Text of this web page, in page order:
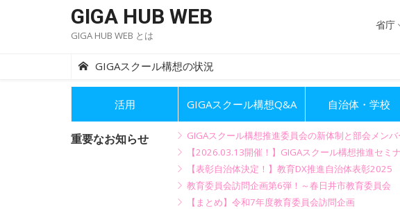
GIGA HUB WEB
GIGA HUB WEB とは
省庁
GIGAスクール構想の状況
活用 GIGAスクール構想Q&A 自治体・学校
重要なお知らせ
GIGAスクール構想推進委員会の新体制と部会メン
【2026.03.13開催！】GIGAスクール構想推進セミ
【表彰自治体決定！】教育DX推進自治体表彰2025
教育委員会訪問企画第6弾！～春日井市教育委員会
【まとめ】令和7年度教育委員会訪問企画